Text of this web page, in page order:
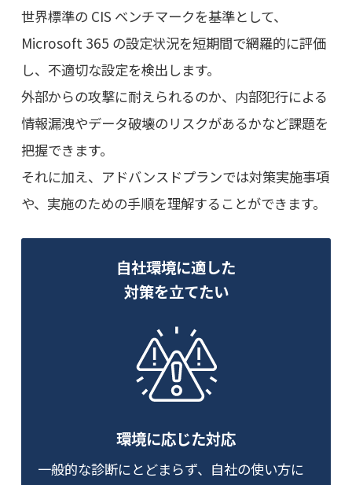
世界標準の CIS ベンチマークを基準として、
Microsoft 365 の設定状況を短期間で網羅的に評価
し、不適切な設定を検出します。
外部からの攻撃に耐えられるのか、内部犯行による
情報漏洩やデータ破壊のリスクがあるかなど課題を
把握できます。
それに加え、アドバンスドプランでは対策実施事項
や、実施のための手順を理解することができます。
⾃社環境に適した
対策を⽴てたい
環境に応じた対応
一般的な診断にとどまらず、自社の使い方に